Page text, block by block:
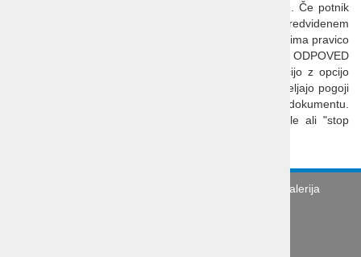
agencija denar zadrži kot strošek izvedbe rezervacije. Če potnik
ali njegovo prijavno mesto ne plača aranžmaja v predvidenem
roku, se šteje, da je odpovedal aranžma. Organizator ima pravico
obračunati odpovedne stroške v skladu s točko ODPOVED
POTOVANJA. V kolikor se potnik odloči za rezervacijo z opcijo
(povpraševanje ali ponudbo) s strani organizatorja, veljajo pogoji
za sklenitev pogodbe, ki so označeni na opcijskem dokumentu.
Opcija ne velja in ni zavezujoča v primeru višje sile ali "stop
Galerija